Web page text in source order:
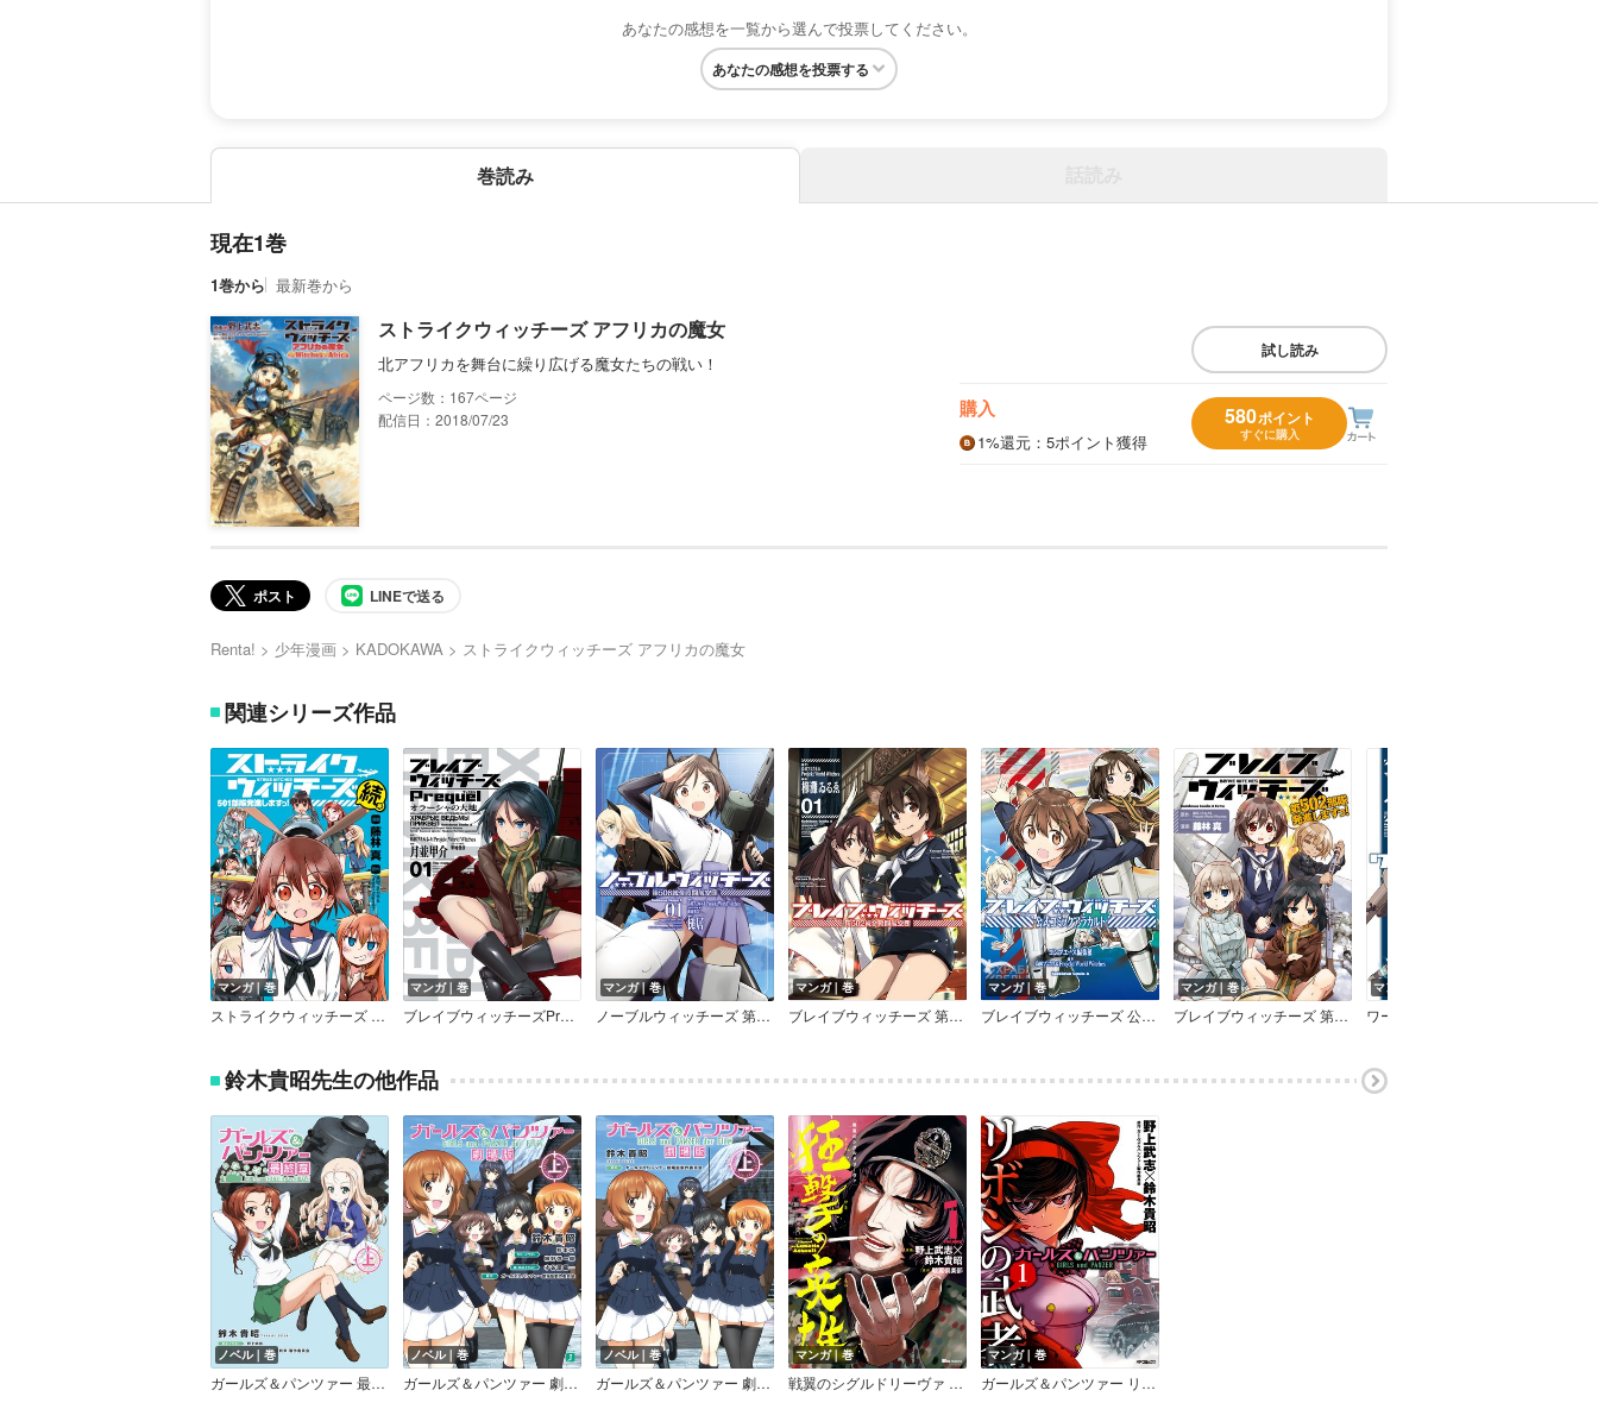
あなたの感想を一覧から選んで投票してください。
あなたの感想を投票する
巻読み
現在1巻
1巻から 最新巻から
ストライクウィッチーズ アフリカの魔女
北アフリカを舞台に繰り広げる魔女たちの戦い！
167
配信日：2018/07/23
試し読み
購入
1%還元 ：5ポイント獲得
580ポイント
すぐに購入
ポスト LINEで送る
Renta! 少年漫画 KADOKAWA ストライクウィッチーズ アフリカの魔女
関連シリーズ作品
マンガ｜巻
ストライクウィッチーズ 501部隊発進しますっ！続
マンガ｜巻
ブレイブウィッチーズPrequel オラーシャの大地
マンガ｜巻
ノーブルウィッチーズ 第506統合戦闘航空団
マンガ｜巻
ブレイブウィッチーズ 第502統合戦闘航空団
マンガ｜巻
ブレイブウィッチーズ 公式コミックアラカルト
マンガ｜巻
ブレイブウィッチーズ 第502部隊発進しますっ！
マンガ｜巻
鈴木貴昭先生の他作品
ノベル｜巻
ガールズ＆パンツァー 最終章
ノベル｜巻
ガールズ＆パンツァー 劇場版（MF文庫J）
ノベル｜巻
ガールズ＆パンツァー 劇場版
マンガ｜巻
戦翼のシグルドリーヴァ 狂撃の英雄
マンガ｜巻
ガールズ＆パンツァー リボンの武者